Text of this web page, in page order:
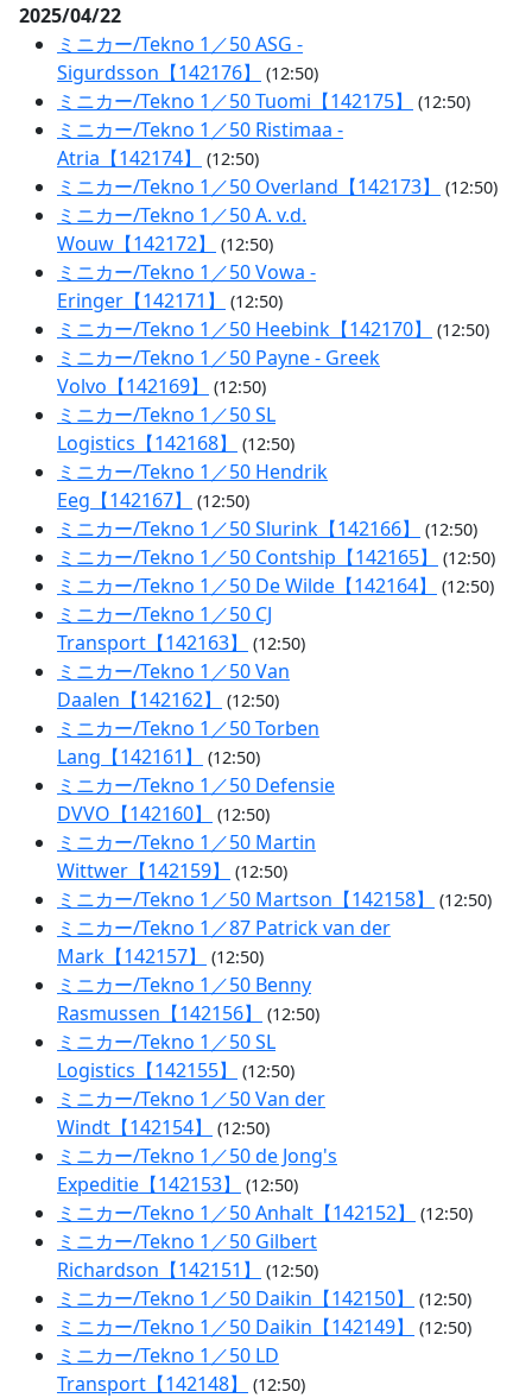
2025/04/22
ミニカー/Tekno 1／50 ASG -
Sigurdsson【142176】
(12:50)
ミニカー/Tekno 1／50 Tuomi【142175】 (12:50)
ミニカー/Tekno 1／50 Ristimaa -
Atria【142174】
(12:50)
ミニカー/Tekno 1／50 Overland【142173】 (12:50)
ミニカー/Tekno 1／50 A. v.d.
Wouw【142172】
(12:50)
ミニカー/Tekno 1／50 Vowa -
Eringer【142171】
(12:50)
ミニカー/Tekno 1／50 Heebink【142170】 (12:50)
ミニカー/Tekno 1／50 Payne - Greek
Volvo【142169】
(12:50)
ミニカー/Tekno 1／50 SL
Logistics【142168】
(12:50)
ミニカー/Tekno 1／50 Hendrik
Eeg【142167】
(12:50)
ミニカー/Tekno 1／50 Slurink【142166】 (12:50)
ミニカー/Tekno 1／50 Contship【142165】 (12:50)
ミニカー/Tekno 1／50 De Wilde【142164】 (12:50)
ミニカー/Tekno 1／50 CJ
Transport【142163】
(12:50)
ミニカー/Tekno 1／50 Van
Daalen【142162】
(12:50)
ミニカー/Tekno 1／50 Torben
Lang【142161】
(12:50)
ミニカー/Tekno 1／50 Defensie
DVVO【142160】
(12:50)
ミニカー/Tekno 1／50 Martin
Wittwer【142159】
(12:50)
ミニカー/Tekno 1／50 Martson【142158】 (12:50)
ミニカー/Tekno 1／87 Patrick van der
Mark【142157】
(12:50)
ミニカー/Tekno 1／50 Benny
Rasmussen【142156】
(12:50)
ミニカー/Tekno 1／50 SL
Logistics【142155】
(12:50)
ミニカー/Tekno 1／50 Van der
Windt【142154】
(12:50)
ミニカー/Tekno 1／50 de Jong's
Expeditie【142153】
(12:50)
ミニカー/Tekno 1／50 Anhalt【142152】 (12:50)
ミニカー/Tekno 1／50 Gilbert
Richardson【142151】
(12:50)
ミニカー/Tekno 1／50 Daikin【142150】 (12:50)
ミニカー/Tekno 1／50 Daikin【142149】 (12:50)
ミニカー/Tekno 1／50 LD
Transport【142148】
(12:50)